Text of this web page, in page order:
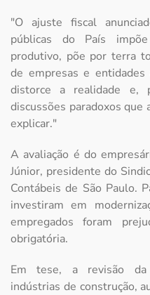
"O ajuste fiscal
públicas do País
produtivo, põe por terra
de empresas e entidades
distorce a realidade e,
discussões paradoxos que
explicar."
A avaliação é do
Júnior, presidente do
Contábeis de São Paulo.
investiram em
empregados foram
obrigatória.
Em tese, a revisão da
indústrias de construção,